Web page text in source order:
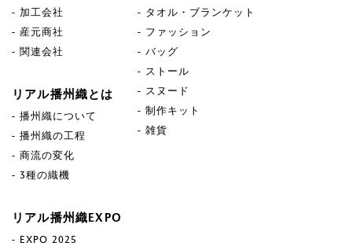
加工会社
産元商社
関連会社
リアル播州織とは
播州織について
播州織の工程
商流の変化
3種の織機
タオル・ブランケット
ファッション
バッグ
ストール
スヌード
制作キット
雑貨
リアル播州織EXPO
EXPO 2025